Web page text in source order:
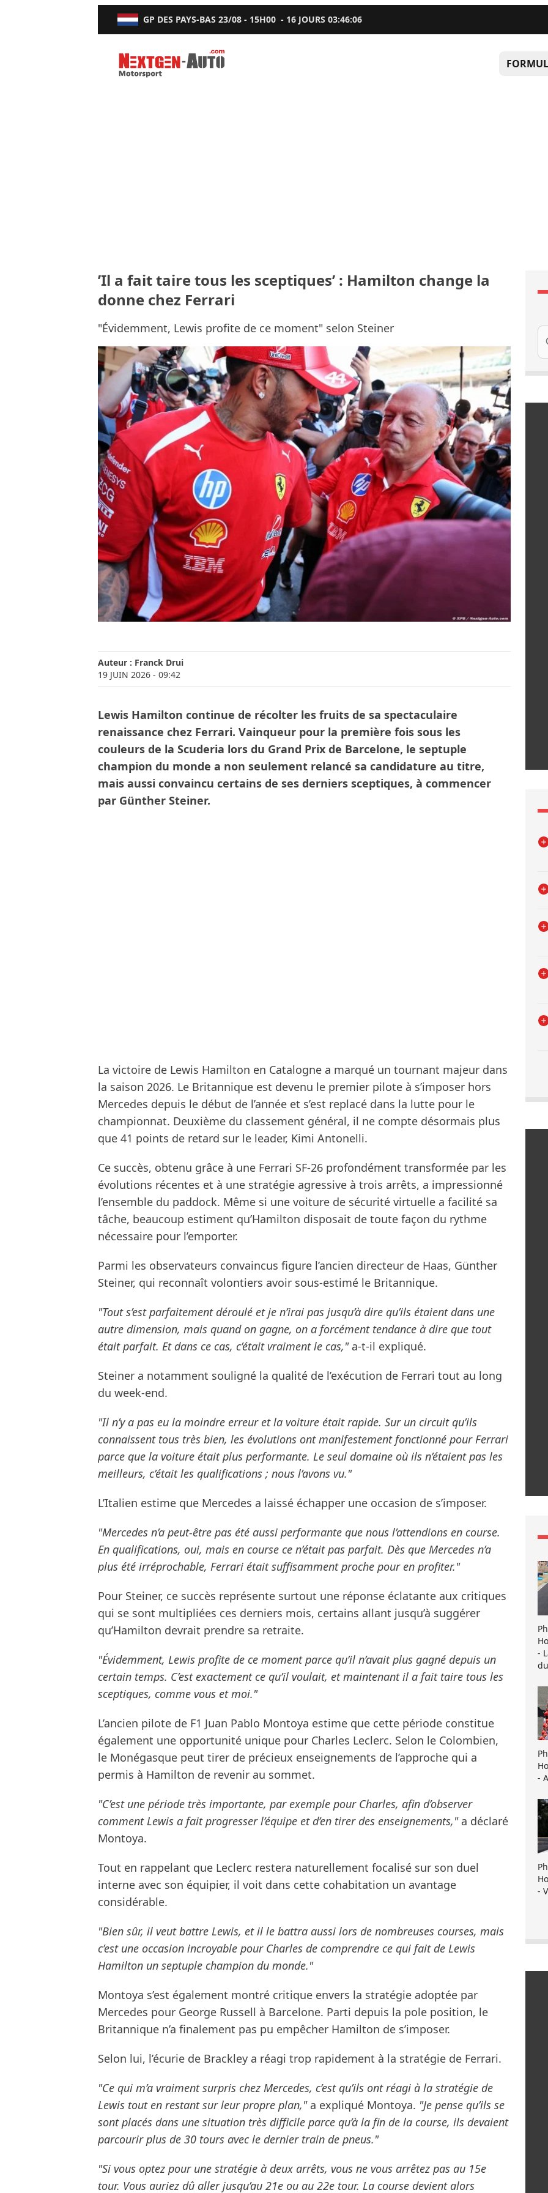
GP DES PAYS-BAS 23/08 - 15H00 - 16 JOURS03:46:05
Nextgen-Auto.com
’Il a fait taire tous les sceptiques’ : Hamilton change la
donne chez Ferrari
"Évidemment, Lewis profite de ce moment" selon Steiner
Auteur : Franck Drui
19 JUIN 2026 - 09:42
Lewis Hamilton continue de récolter les fruits de sa spectaculaire
renaissance chez Ferrari. Vainqueur pour la première fois sous les
couleurs de la Scuderia lors du Grand Prix de Barcelone, le septuple
champion du monde a non seulement relancé sa candidature au titre,
mais aussi convaincu certains de ses derniers sceptiques, à commencer
par Günther Steiner.
La victoire de Lewis Hamilton en Catalogne a marqué un tournant majeur dans
la saison 2026. Le Britannique est devenu le premier pilote à s’imposer hors
Mercedes depuis le début de l’année et s’est replacé dans la lutte pour le
championnat. Deuxième du classement général, il ne compte désormais plus
que 41 points de retard sur le leader, Kimi Antonelli.
Ce succès, obtenu grâce à une Ferrari SF-26 profondément transformée par les
évolutions récentes et à une stratégie agressive à trois arrêts, a impressionné
l’ensemble du paddock. Même si une voiture de sécurité virtuelle a facilité sa
tâche, beaucoup estiment qu’Hamilton disposait de toute façon du rythme
nécessaire pour l’emporter.
Parmi les observateurs convaincus figure l’ancien directeur de Haas, Günther
Steiner, qui reconnaît volontiers avoir sous-estimé le Britannique.
"Tout s’est parfaitement déroulé et je n’irai pas jusqu’à dire qu’ils étaient dans une
autre dimension, mais quand on gagne, on a forcément tendance à dire que tout
était parfait. Et dans ce cas, c’était vraiment le cas,"a-t-il expliqué.
Steiner a notamment souligné la qualité de l’exécution de Ferrari tout au long
du week-end.
"Il n’y a pas eu la moindre erreur et la voiture était rapide. Sur un circuit qu’ils
connaissent tous très bien, les évolutions ont manifestement fonctionné pour Ferrari
parce que la voiture était plus performante. Le seul domaine où ils n’étaient pas les
meilleurs, c’était les qualifications ; nous l’avons vu."
L’Italien estime que Mercedes a laissé échapper une occasion de s’imposer.
"Mercedes n’a peut-être pas été aussi performante que nous l’attendions en course.
En qualifications, oui, mais en course ce n’était pas parfait. Dès que Mercedes n’a
plus été irréprochable, Ferrari était suffisamment proche pour en profiter."
Pour Steiner, ce succès représente surtout une réponse éclatante aux critiques
qui se sont multipliées ces derniers mois, certains allant jusqu’à suggérer
qu’Hamilton devrait prendre sa retraite.
"Évidemment, Lewis profite de ce moment parce qu’il n’avait plus gagné depuis un
certain temps. C’est exactement ce qu’il voulait, et maintenant il a fait taire tous les
sceptiques, comme vous et moi."
L’ancien pilote de F1 Juan Pablo Montoya estime que cette période constitue
également une opportunité unique pour Charles Leclerc. Selon le Colombien,
le Monégasque peut tirer de précieux enseignements de l’approche qui a
permis à Hamilton de revenir au sommet.
"C’est une période très importante, par exemple pour Charles, afin d’observer
comment Lewis a fait progresser l’équipe et d’en tirer des enseignements,"a déclaré
Montoya.
Tout en rappelant que Leclerc restera naturellement focalisé sur son duel
interne avec son équipier, il voit dans cette cohabitation un avantage
considérable.
"Bien sûr, il veut battre Lewis, et il le battra aussi lors de nombreuses courses, mais
c’est une occasion incroyable pour Charles de comprendre ce qui fait de Lewis
Hamilton un septuple champion du monde."
Montoya s’est également montré critique envers la stratégie adoptée par
Mercedes pour George Russell à Barcelone. Parti depuis la pole position, le
Britannique n’a finalement pas pu empêcher Hamilton de s’imposer.
Selon lui, l’écurie de Brackley a réagi trop rapidement à la stratégie de Ferrari.
"Ce qui m’a vraiment surpris chez Mercedes, c’est qu’ils ont réagi à la stratégie de
Lewis tout en restant sur leur propre plan,"a expliqué Montoya. "Je pense qu’ils se
sont placés dans une situation très difficile parce qu’à la fin de la course, ils devaient
parcourir plus de 30 tours avec le dernier train de pneus."
"Si vous optez pour une stratégie à deux arrêts, vous ne vous arrêtez pas au 15e
tour. Vous auriez dû aller jusqu’au 21e ou au 22e tour. La course devient alors
-
-
-